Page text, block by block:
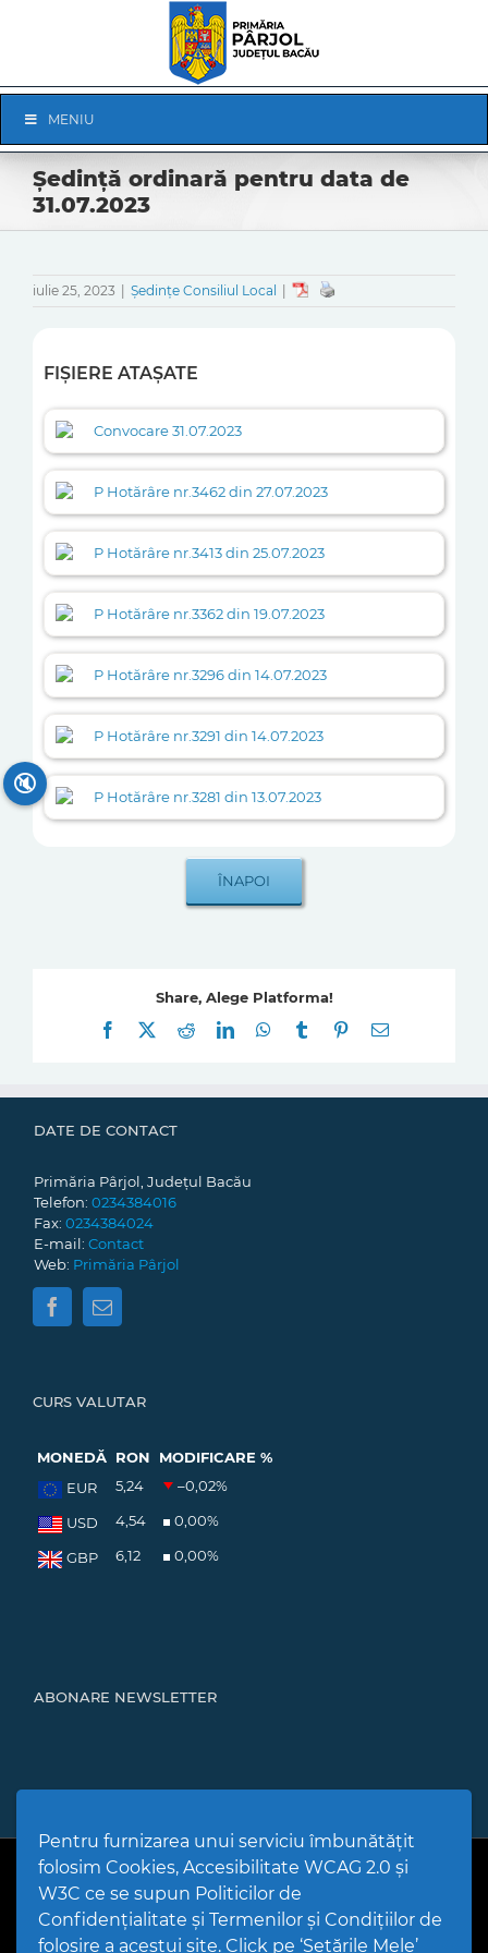
Pentru furnizarea unui serviciu îmbunătățit
folosim Cookies, Accesibilitate WCAG 2.0 și
W3C ce se supun Politicilor de
Confidențialitate și Termenilor și Condițiilor de
folosire a acestui site. Click pe ‘Setările Mele’
Navigation
MENIU
Ședință ordinară pentru data de
31.07.2023
iulie 25, 2023 Ședințe Consiliul Local
FIȘIERE ATAȘATE
Convocare 31.07.2023
P Hotărâre nr.3462 din 27.07.2023
P Hotărâre nr.3413 din 25.07.2023
P Hotărâre nr.3362 din 19.07.2023
P Hotărâre nr.3296 din 14.07.2023
P Hotărâre nr.3291 din 14.07.2023
P Hotărâre nr.3281 din 13.07.2023
Share, Alege Platforma!
Facebook
RedditLinkedInWhatsApp
Tumblr Pinterest
E-
DATE DE CONTACT
Primăria Pârjol, Județul Bacău
Telefon: 0234384016
Fax: 0234384024
E-mail: Contact
Web: Primăria Pârjol
CURS VALUTAR
MONEDĂ RON
MODIFICARE %
EUR
5,24 –0,02%
USD 4,54 0,00%
GBP 6,12 0,00%
ABONARE NEWSLETTER
PPW @2026 |Hartă Website|Setări Cookies și Accesibilitate
Politică de utilizare Cookies|Politică de confidențialitate site
Termeni și condiții de utilizare a site-ului
🔇